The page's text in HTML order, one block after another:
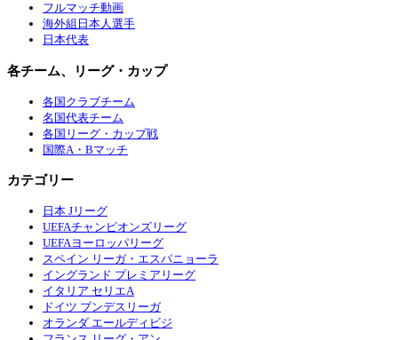
フルマッチ動画
海外組日本人選手
日本代表
各チーム、リーグ・カップ
各国クラブチーム
名国代表チーム
各国リーグ・カップ戦
国際A・Bマッチ
カテゴリー
日本 Jリーグ
UEFAチャンピオンズリーグ
UEFAヨーロッパリーグ
スペイン リーガ・エスパニョーラ
イングランド プレミアリーグ
イタリア セリエA
ドイツ ブンデスリーガ
オランダ エールディビジ